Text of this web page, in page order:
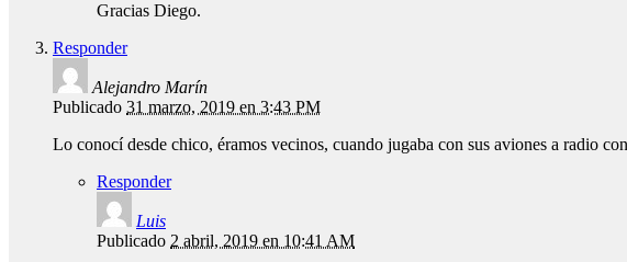
Gracias Diego.
Responder
Alejandro Marín
Publicado 31 marzo, 2019 en 3:43 PM
Lo conocí desde chico, éramos vecinos, cuando jugaba con sus aviones a radio
Responder
Luis
Publicado 2 abril, 2019 en 10:41 AM